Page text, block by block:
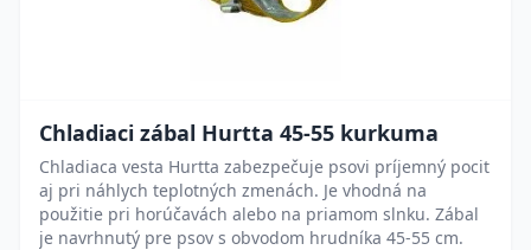
Chladiaci zábal Hurtta 45-55 kurkuma
Chladiaca vesta Hurtta zabezpečuje psovi príjemný pocit
aj pri náhlych teplotných zmenách. Je vhodná na
použitie pri horúčavách alebo na priamom slnku. Zábal
je navrhnutý pre psov s obvodom hrudníka 45-55 cm.